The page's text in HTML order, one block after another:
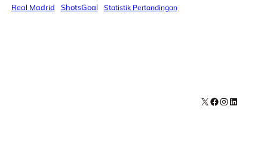
Real Madrid ShotsGoal Statistik Pertandingan
X Facebook